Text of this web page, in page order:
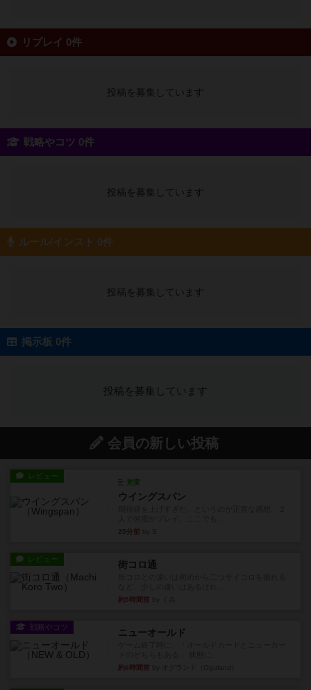
リプレイ 0件
投稿を募集しています
戦略やコツ 0件
投稿を募集しています
ルール/インスト 0件
投稿を募集しています
掲示板 0件
投稿を募集しています
会員の新しい投稿
レビュー
充実
ウイングスパン
25分前
レビュー 街コロ通
約5時間前
戦略やコツ ニューオールド
約6時間前